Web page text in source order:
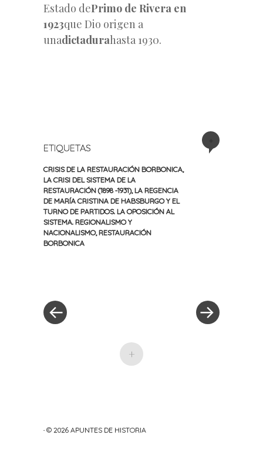
Estado dePrimo de Rivera en
1923que Dio origen a
unadictadurahasta 1930.
ETIQUETAS
CRISIS DE LA RESTAURACIÓN BORBONICA
LA CRISI DEL SISTEMA DE LA
RESTAURACIÓN (1898 -1931), LA REGENCIA
DE MARÍA CRISTINA DE HABSBURGO Y EL
TURNO DE PARTIDOS. LA OPOSICIÓN AL
SISTEMA. REGIONALISMO Y
NACIONALISMO, RESTAURACIÓN
BORBONICA
entradas
+
· © 2026 APUNTES DE HISTORIA